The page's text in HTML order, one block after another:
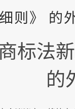
标法
的